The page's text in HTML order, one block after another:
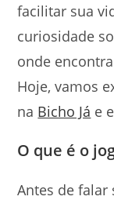
facilitar sua
curiosidade
onde
Hoje, vamos
na Bicho Já e
O que é o
Antes de falar